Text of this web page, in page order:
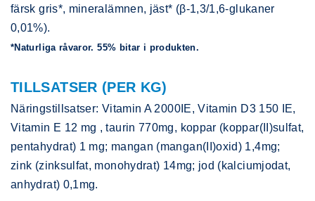
färsk gris*, mineralämnen, jäst* (β-1,3/1,6-glukaner
0,01%).
*Naturliga råvaror. 55% bitar i produkten.
TILLSATSER (PER KG)
Näringstillsatser: Vitamin A 2000IE, Vitamin D3 150 IE,
Vitamin E 12 mg , taurin 770mg, koppar (koppar(II)sulfat,
pentahydrat) 1 mg; mangan (mangan(II)oxid) 1,4mg;
zink (zinksulfat, monohydrat) 14mg; jod (kalciumjodat,
anhydrat) 0,1mg.